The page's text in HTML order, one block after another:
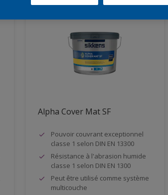
Alpha Cover Mat SF
Pouvoir couvrant exceptionnel
classe 1 selon DIN EN 13300
Résistance à l'abrasion humide
classe 1 selon DIN EN 1300
Peut être utilisé comme système
multicouche